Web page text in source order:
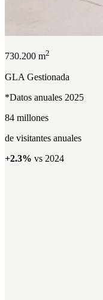
730.200 m2
GLA Gestionada
*Datos anuales 2025
84 millones
de visitantes anuales
+2.3% vs 2024